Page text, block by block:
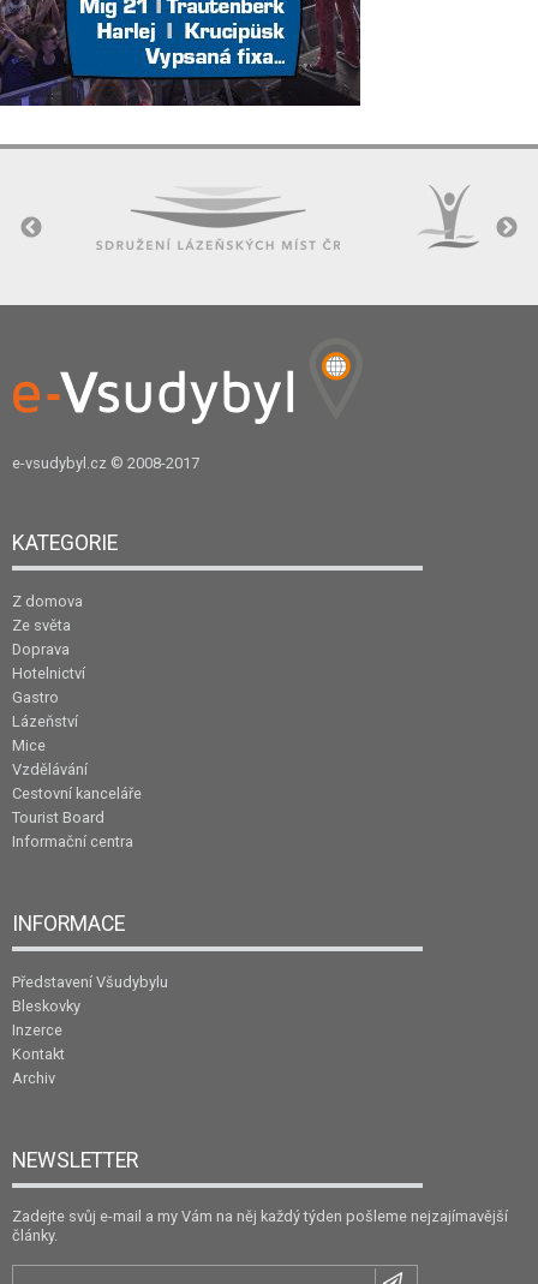
e-vsudybyl.cz © 2008-2017
KATEGORIE
Z domova
Ze světa
Doprava
Hotelnictví
Gastro
Lázeňství
Mice
Vzdělávání
Cestovní kanceláře
Tourist Board
Informační centra
INFORMACE
Představení Všudybylu
Bleskovky
Inzerce
Kontakt
Archiv
NEWSLETTER
Zadejte svůj e-mail a my Vám na něj každý týden pošleme nejzajímavější
články.